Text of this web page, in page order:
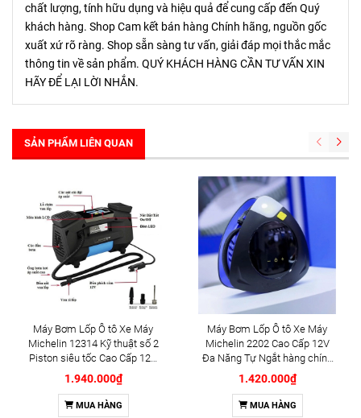
chất lượng, tính hữu dụng và hiệu quả để cung cấp đến Quý
khách hàng. Shop Cam kết bán hàng Chính hãng, nguồn gốc
xuất xứ rõ ràng. Shop sẵn sàng tư vấn, giải đáp mọi thắc mắc
thông tin về sản phẩm. QUÝ KHÁCH HÀNG CẦN TƯ VẤN XIN
HÃY ĐỂ LẠI LỜI NHẮN.
SẢN PHẨM LIÊN QUAN
Máy Bơm Lốp Ô tô Xe Máy
Michelin 12314 Kỹ thuật số 2
Piston siêu tốc Cao Cấp 12V
Đa Năng Tự Ngắt (12314)
1.940.000₫
MUA HÀNG
Máy Bơm Lốp Ô tô Xe Máy
Michelin 2202 Cao Cấp 12V
Đa Năng Tự Ngắt hàng chính
hãng
1.420.000₫
MUA HÀNG